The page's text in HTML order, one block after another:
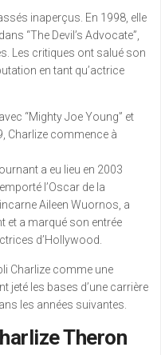
inaperçus. En 1998, elle
“The Devil’s Advocate”,
Les critiques ont salué son
en tant qu’actrice
“Mighty Joe Young” et
Charlize commence à
a eu lieu en 2003
l’Oscar de la
Aileen Wuornos, a
et a marqué son entrée
d’Hollywood.
Charlize comme une
jeté les bases d’une carrière
les années suivantes.
Theron